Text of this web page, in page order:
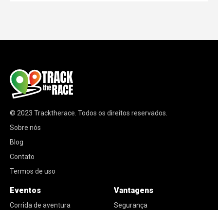
© 2023 Tracktherace. Todos os direitos reservados.
Sobre nós
Blog
Contato
Termos de uso
Eventos
Corrida de aventura
Vantagens
Segurança